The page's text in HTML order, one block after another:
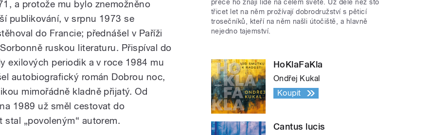
a protože mu bylo znemožněno
publikování, v srpnu 1973 se
do Francie; přednášel v Paříži
ruskou literaturu. Přispíval do
exilových periodik a v roce 1984 mu
autobiografický román Dobrou noc,
mimořádně kladně přijatý. Od
1989 už směl cestovat do
„povoleným“ autorem.
přece ho znají lidé na celém světě. Už déle než sto
třicet let na něm prožívají dobrodružství s pěticí
trosečníků, kteří na něm našli útočiště, a hlavně
nejedno tajemství.
HoKlaFaKla
Ondřej Kukal
Koupit
Cantus lucis